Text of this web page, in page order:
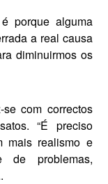
porque alguma
a real causa
diminuirmos os
com correctos
“É preciso
mais realismo e
de pro­blemas,